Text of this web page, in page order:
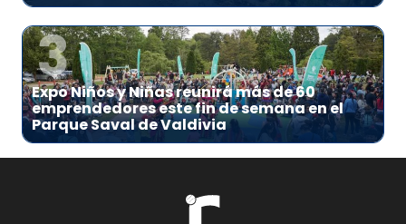
3
Expo Niños y Niñas reunirá más de 60
emprendedores este fin de semana en el
Parque Saval de Valdivia